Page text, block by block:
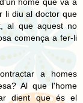
li diu al doctor que
al que aquest no
comença a fer-li
a homes
Al que l'home
dient que és el